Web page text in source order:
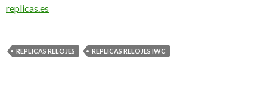
replicas.es
REPLICAS RELOJES REPLICAS RELOJES IWC